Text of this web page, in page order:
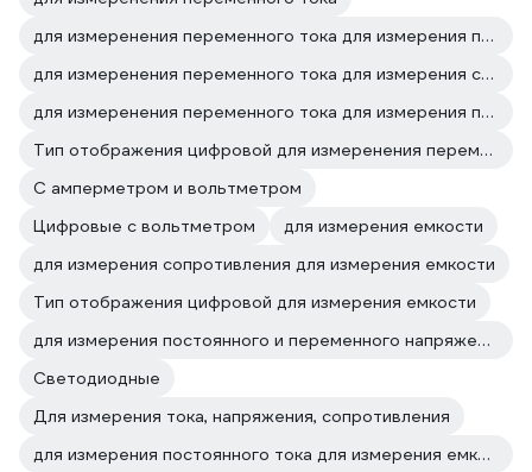
для измеренения переменного тока для измерения постоянного и переменного напряжения
для измеренения переменного тока для измерения сопротивления
для измеренения переменного тока для измерения постоянного тока
Тип отображения цифровой для измеренения переменного тока
С амперметром и вольтметром
Цифровые с вольтметром
для измерения емкости
для измерения сопротивления для измерения емкости
Тип отображения цифровой для измерения емкости
для измерения постоянного и переменного напряжения для измерения емкости
Светодиодные
Для измерения тока, напряжения, сопротивления
для измерения постоянного тока для измерения емкости